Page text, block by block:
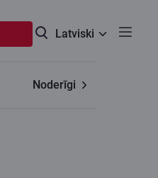
Latviski
Noderīgi